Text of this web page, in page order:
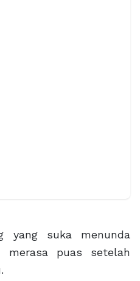
yang suka menunda
merasa puas setelah